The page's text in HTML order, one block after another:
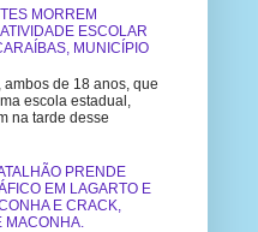
MORREM
ESCOLAR
MUNICÍPIO
ambos de 18 anos, que
escola estadual,
na tarde desse
PRENDE
EM LAGARTO E
E CRACK,
MACONHA.